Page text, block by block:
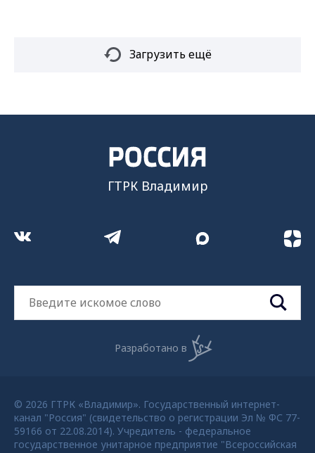
Загрузить ещё
ГТРК Владимир
Разработано в
© 2026 ГТРК «Владимир». Государственный интернет-
канал "Россия" (свидетельство о регистрации Эл № ФС 77-
59166 от 22.08.2014). Учредитель - федеральное
государственное унитарное предприятие "Всероссийская